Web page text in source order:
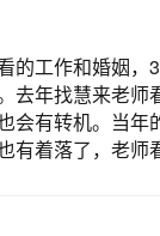
可能会引起大
解读：
什么
元节）的饮食
参与瓜节相关
的工作和婚姻，
去年找慧来老师
会有转机。当年
有着落了，老师